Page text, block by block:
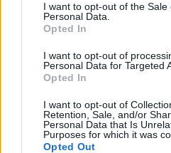
I want to opt-out of the Sale
Personal Data.
Opted In
I want to opt-out of
Personal Data for Targeted
Opted In
I want to opt-out of
Retention, Sale, and/or
Personal Data that Is
Purposes for which it was
Opted Out
Últimas notícias